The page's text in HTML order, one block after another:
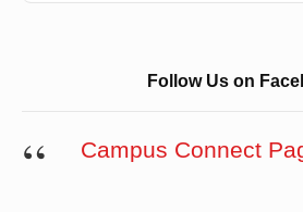
Follow Us on
Campus Connect